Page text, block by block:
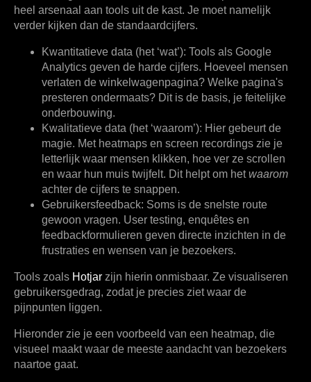
heel arsenaal aan tools uit de kast. Je moet namelijk
verder kijken dan de standaardcijfers.
Kwantitatieve data (het ‘wat’): Tools als Google
Analytics geven de harde cijfers. Hoeveel mensen
verlaten de winkelwagenpagina? Welke pagina's
presteren ondermaats? Dit is de basis, je feitelijke
onderbouwing.
Kwalitatieve data (het ‘waarom’): Hier gebeurt de
magie. Met heatmaps en screen recordings zie je
letterlijk waar mensen klikken, hoe ver ze scrollen
en waar hun muis twijfelt. Dit helpt om hetwaarom
achter de cijfers te snappen.
Gebruikersfeedback: Soms is de snelste route
gewoon vragen. User testing, enquêtes en
feedbackformulieren geven directe inzichten in de
frustraties en wensen van je bezoekers.
Tools zoals Hotjar zijn hierin onmisbaar. Ze visualiseren
gebruikersgedrag, zodat je precies ziet waar de
pijnpunten liggen.
Hieronder zie je een voorbeeld van een heatmap, die
visueel maakt waar de meeste aandacht van bezoekers
naartoe gaat.